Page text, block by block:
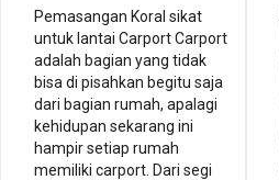
Pemasangan Koral sikat
untuk lantai Carport Carport
adalah bagian yang tidak
bisa di pisahkan begitu saja
dari bagian rumah, apalagi
kehidupan sekarang ini
hampir setiap rumah
memiliki carport. Dari segi